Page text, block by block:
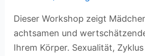
Dieser Workshop zeigt
achtsamen und
Ihrem Körper. Sexualität,